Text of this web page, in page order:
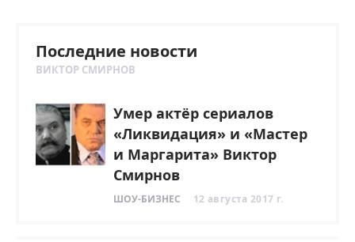
Последние новости
ВИКТОР СМИРНОВ
Умер актёр сериалов
«Ликвидация» и «Мастер
и Маргарита» Виктор
Смирнов
ШОУ-БИЗНЕС 12 августа 2017 г.